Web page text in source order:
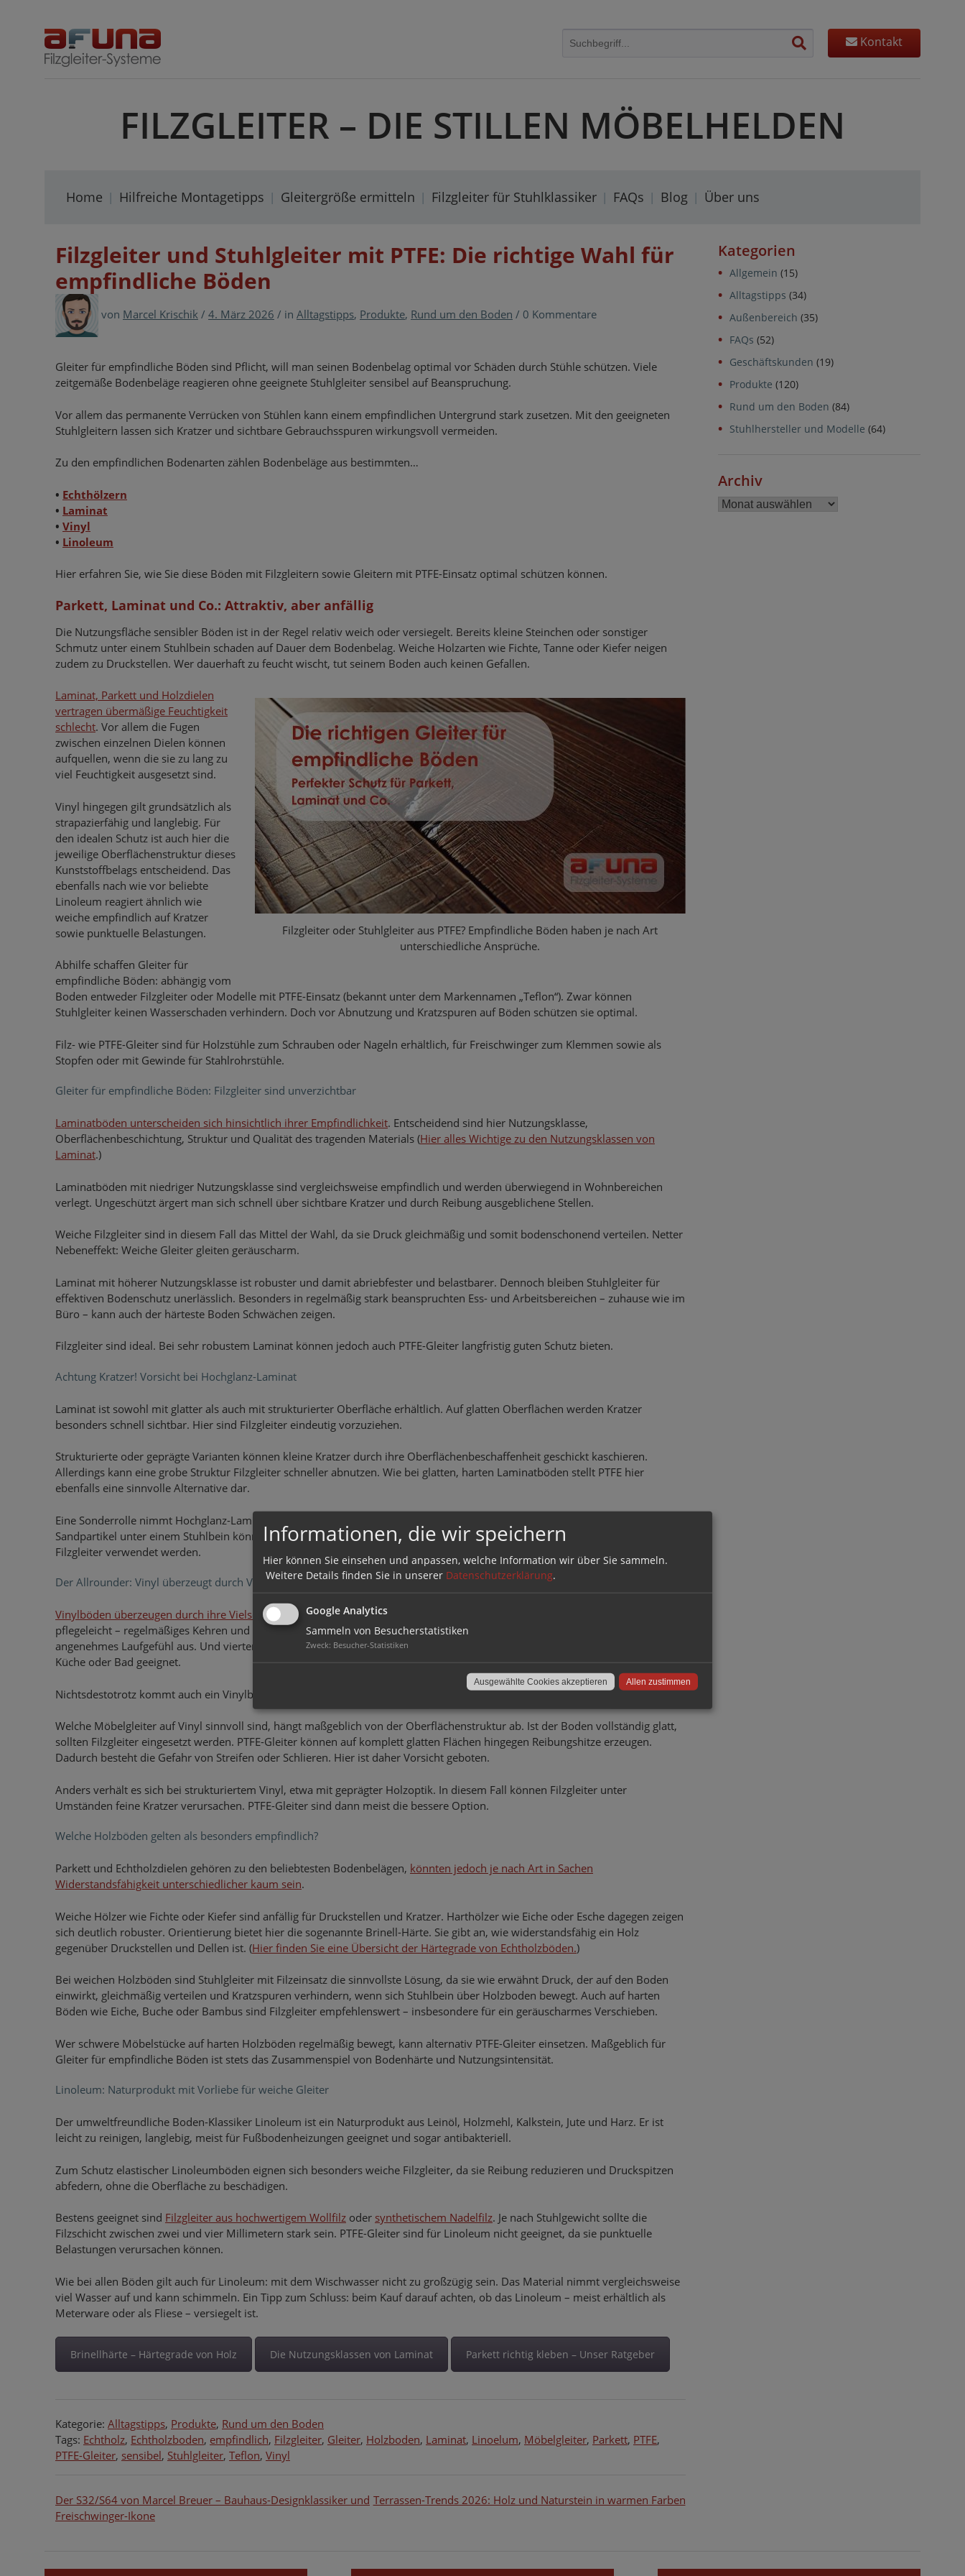
Kontakt
FILZGLEITER – DIE STILLEN MÖBELHELDEN
Home Hilfreiche Montagetipps Gleitergröße ermitteln Filzgleiter für Stuhlklassiker FAQs Blog Über uns
Filzgleiter und Stuhlgleiter mit PTFE: Die richtige Wahl für
empfindliche Böden
von Marcel Krischik / 4. März 2026 / in Alltagstipps, Produkte, Rund um den Boden / 0 Kommentare
Gleiter für empfindliche Böden sind Pflicht, will man seinen Bodenbelag optimal vor Schäden durch Stühle schützen. Viele
zeitgemäße Bodenbeläge reagieren ohne geeignete Stuhlgleiter sensibel auf Beanspruchung.
Vor allem das permanente Verrücken von Stühlen kann einem empfindlichen Untergrund stark zusetzen. Mit den geeigneten
Stuhlgleitern lassen sich Kratzer und sichtbare Gebrauchsspuren wirkungsvoll vermeiden.
Zu den empfindlichen Bodenarten zählen Bodenbeläge aus bestimmten…
• Echthölzern
• Laminat
• Vinyl
• Linoleum
Hier erfahren Sie, wie Sie diese Böden mit Filzgleitern sowie Gleitern mit PTFE-Einsatz optimal schützen können.
Parkett, Laminat und Co.: Attraktiv, aber anfällig
Die Nutzungsfläche sensibler Böden ist in der Regel relativ weich oder versiegelt. Bereits kleine Steinchen oder sonstiger
Schmutz unter einem Stuhlbein schaden auf Dauer dem Bodenbelag. Weiche Holzarten wie Fichte, Tanne oder Kiefer neigen
zudem zu Druckstellen. Wer dauerhaft zu feucht wischt, tut seinem Boden auch keinen Gefallen.
Filzgleiter oder Stuhlgleiter aus PTFE? Empfindliche Böden haben je nach Art
unterschiedliche Ansprüche.
Laminat, Parkett und Holzdielen
vertragen übermäßige Feuchtigkeit
schlecht. Vor allem die Fugen
zwischen einzelnen Dielen können
aufquellen, wenn die sie zu lang zu
viel Feuchtigkeit ausgesetzt sind.
Vinyl hingegen gilt grundsätzlich als
strapazierfähig und langlebig. Für
den idealen Schutz ist auch hier die
jeweilige Oberflächenstruktur dieses
Kunststoffbelags entscheidend. Das
ebenfalls nach wie vor beliebte
Linoleum reagiert ähnlich wie
weiche empfindlich auf Kratzer
sowie punktuelle Belastungen.
Abhilfe schaffen Gleiter für
empfindliche Böden: abhängig vom
Boden entweder Filzgleiter oder Modelle mit PTFE-Einsatz (bekannt unter dem Markennamen „Teflon“). Zwar können
Stuhlgleiter keinen Wasserschaden verhindern. Doch vor Abnutzung und Kratzspuren auf Böden schützen sie optimal.
Filz- wie PTFE-Gleiter sind für Holzstühle zum Schrauben oder Nageln erhältlich, für Freischwinger zum Klemmen sowie als
Stopfen oder mit Gewinde für Stahlrohrstühle.
Gleiter für empfindliche Böden: Filzgleiter sind unverzichtbar
Laminatböden unterscheiden sich hinsichtlich ihrer Empfindlichkeit. Entscheidend sind hier Nutzungsklasse,
Oberflächenbeschichtung, Struktur und Qualität des tragenden Materials (Hier alles Wichtige zu den Nutzungsklassen von
Laminat.)
Laminatböden mit niedriger Nutzungsklasse sind vergleichsweise empfindlich und werden überwiegend in Wohnbereichen
verlegt. Ungeschützt ärgert man sich schnell über sichtbare Kratzer und durch Reibung ausgeblichene Stellen.
Weiche Filzgleiter sind in diesem Fall das Mittel der Wahl, da sie Druck gleichmäßig und somit bodenschonend verteilen. Netter
Nebeneffekt: Weiche Gleiter gleiten geräuscharm.
Laminat mit höherer Nutzungsklasse ist robuster und damit abriebfester und belastbarer. Dennoch bleiben Stuhlgleiter für
effektiven Bodenschutz unerlässlich. Besonders in regelmäßig stark beanspruchten Ess- und Arbeitsbereichen – zuhause wie im
Büro – kann auch der härteste Boden Schwächen zeigen.
Filzgleiter sind ideal. Bei sehr robustem Laminat können jedoch auch PTFE-Gleiter langfristig guten Schutz bieten.
Achtung Kratzer! Vorsicht bei Hochglanz-Laminat
Laminat ist sowohl mit glatter als auch mit strukturierter Oberfläche erhältlich. Auf glatten Oberflächen werden Kratzer
besonders schnell sichtbar. Hier sind Filzgleiter eindeutig vorzuziehen.
Strukturierte oder geprägte Varianten können kleine Kratzer durch ihre Oberflächenbeschaffenheit geschickt kaschieren.
Allerdings kann eine grobe Struktur Filzgleiter schneller abnutzen. Wie bei glatten, harten Laminatböden stellt PTFE hier
ebenfalls eine sinnvolle Alternative dar.
Eine Sonderrolle nimmt Hochglanz-Laminat ein. Es wirkt besonders edel, ist jedoch äußerst kratzempfindlich. Schon feine
Sandpartikel unter einem Stuhlbein können unschöne Spuren hinterlassen. Deshalb sollten hier ausschließlich hochwertige
Filzgleiter verwendet werden.
Der Allrounder: Vinyl überzeugt durch Vielseitigkeit
Vinylböden überzeugen durch ihre Vielseitigkeit
. Erstens ist der Boden-Allrounder sehr strapazierfähig. Zweitens gilt er als
pflegeleicht – regelmäßiges Kehren und Wischen genügt. Drittens zeichnet er sich durch seine gute Schalldämmung und ein
angenehmes Laufgefühl aus. Und viertens: Viele Vinylböden sind wasserbeständig (oder sogar wasserfest) und daher auch für
Küche oder Bad geeignet.
Nichtsdestotrotz kommt auch ein Vinylboden an sein Limit, ist er zu starker Belastung ausgesetzt.
Welche Möbelgleiter auf Vinyl sinnvoll sind, hängt maßgeblich von der Oberflächenstruktur ab. Ist der Boden vollständig glatt,
sollten Filzgleiter eingesetzt werden. PTFE-Gleiter können auf komplett glatten Flächen hingegen Reibungshitze erzeugen.
Dadurch besteht die Gefahr von Streifen oder Schlieren. Hier ist daher Vorsicht geboten.
Anders verhält es sich bei strukturiertem Vinyl, etwa mit geprägter Holzoptik. In diesem Fall können Filzgleiter unter
Umständen feine Kratzer verursachen. PTFE-Gleiter sind dann meist die bessere Option.
Welche Holzböden gelten als besonders empfindlich?
Parkett und Echtholzdielen gehören zu den beliebtesten Bodenbelägen, könnten jedoch je nach Art in Sachen
Widerstandsfähigkeit unterschiedlicher kaum sein.
Weiche Hölzer wie Fichte oder Kiefer sind anfällig für Druckstellen und Kratzer. Harthölzer wie Eiche oder Esche dagegen zeigen
sich deutlich robuster. Orientierung bietet hier die sogenannte Brinell-Härte. Sie gibt an, wie widerstandsfähig ein Holz
gegenüber Druckstellen und Dellen ist. (Hier finden Sie eine Übersicht der Härtegrade von Echtholzböden.)
Bei weichen Holzböden sind Stuhlgleiter mit Filzeinsatz die sinnvollste Lösung, da sie wie erwähnt Druck, der auf den Boden
einwirkt, gleichmäßig verteilen und Kratzspuren verhindern, wenn sich Stuhlbein über Holzboden bewegt. Auch auf harten
Böden wie Eiche, Buche oder Bambus sind Filzgleiter empfehlenswert – insbesondere für ein geräuscharmes Verschieben.
Wer schwere Möbelstücke auf harten Holzböden regelmäßig bewegt, kann alternativ PTFE-Gleiter einsetzen. Maßgeblich für
Gleiter für empfindliche Böden ist stets das Zusammenspiel von Bodenhärte und Nutzungsintensität.
Linoleum: Naturprodukt mit Vorliebe für weiche Gleiter
Der umweltfreundliche Boden-Klassiker Linoleum ist ein Naturprodukt aus Leinöl, Holzmehl, Kalkstein, Jute und Harz. Er ist
leicht zu reinigen, langlebig, meist für Fußbodenheizungen geeignet und sogar antibakteriell.
Zum Schutz elastischer Linoleumböden eignen sich besonders weiche Filzgleiter, da sie Reibung reduzieren und Druckspitzen
abfedern, ohne die Oberfläche zu beschädigen.
Bestens geeignet sind Filzgleiter aus hochwertigem Wollfilz oder synthetischem Nadelfilz. Je nach Stuhlgewicht sollte die
Filzschicht zwischen zwei und vier Millimetern stark sein. PTFE-Gleiter sind für Linoleum nicht geeignet, da sie punktuelle
Belastungen verursachen können.
Wie bei allen Böden gilt auch für Linoleum: mit dem Wischwasser nicht zu großzügig sein. Das Material nimmt vergleichsweise
viel Wasser auf und kann schimmeln. Ein Tipp zum Schluss: beim Kauf darauf achten, ob das Linoleum – meist erhältlich als
Meterware oder als Fliese – versiegelt ist.
Brinellhärte – Härtegrade von Holz Die Nutzungsklassen von Laminat Parkett richtig kleben – Unser Ratgeber
Kategorie: Alltagstipps, Produkte, Rund um den Boden
Tags: Echtholz, Echtholzboden, empfindlich, Filzgleiter, Gleiter, Holzboden, Laminat, Linoelum, Möbelgleiter, Parkett, PTFE,
PTFE-Gleiter, sensibel, Stuhlgleiter, Teflon, Vinyl
Beitragsnavigation
Der S32/S64 von Marcel Breuer – Bauhaus-Designklassiker und
Freischwinger-Ikone
Terrassen-Trends 2026: Holz und Naturstein in warmen Farben
Kategorien
Allgemein (15)
Alltagstipps (34)
Außenbereich (35)
FAQs (52)
Geschäftskunden (19)
Produkte (120)
Rund um den Boden (84)
Stuhlhersteller und Modelle (64)
Archiv
Archiv
Informationen, die wir speichern
Hier können Sie einsehen und anpassen, welche Information wir über Sie sammeln.
Weitere Details finden Sie in unserer Datenschutzerklärung.
Google Analytics
Sammeln von Besucherstatistiken
Zweck: Besucher-Statistiken
Allen zustimmen
Ausgewählte Cookies akzeptieren